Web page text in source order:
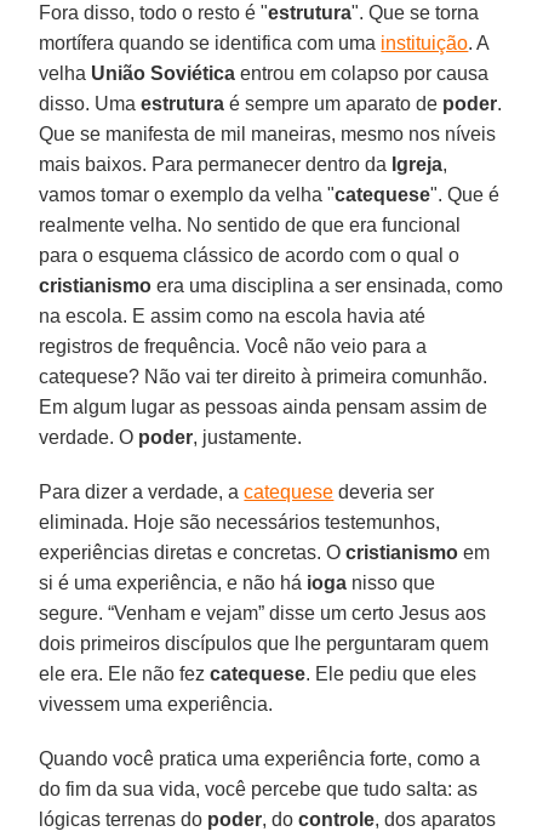
Fora disso, todo o resto é "estrutura". Que se torna
mortífera quando se identifica com uma instituição. A
velha União Soviética entrou em colapso por causa
disso. Umaestrutura é sempre um aparato de poder.
Que se manifesta de mil maneiras, mesmo nos níveis
mais baixos. Para permanecer dentro da Igreja,
vamos tomar o exemplo da velha "catequese". Que é
realmente velha. No sentido de que era funcional
para o esquema clássico de acordo com o qual o
cristianismo era uma disciplina a ser ensinada, como
na escola. E assim como na escola havia até
registros de frequência. Você não veio para a
catequese? Não vai ter direito à primeira comunhão.
Em algum lugar as pessoas ainda pensam assim de
verdade. O poder, justamente.
Para dizer a verdade, acatequese deveria ser
eliminada. Hoje são necessários testemunhos,
experiências diretas e concretas. Ocristianismo em
si é uma experiência, e não há ioga nisso que
segure. “Venham e vejam” disse um certo Jesus aos
dois primeiros discípulos que lhe perguntaram quem
ele era. Ele não fezcatequese. Ele pediu que eles
vivessem uma experiência.
Quando você pratica uma experiência forte, como a
do fim da sua vida, você percebe que tudo salta: as
lógicas terrenas do poder, docontrole, dos aparatos